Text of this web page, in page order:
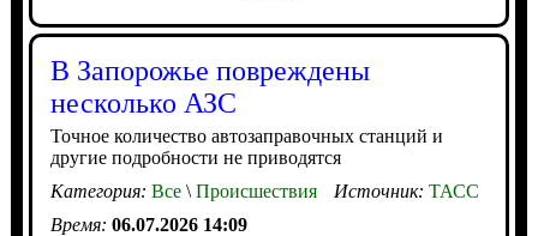
В Запорожье повреждены
несколько АЗС
Точное количество автозаправочных станций и
другие подробности не приводятся
Категория: Все\Происшествия Источник: ТАСС
Время: 06.07.2026 14:09